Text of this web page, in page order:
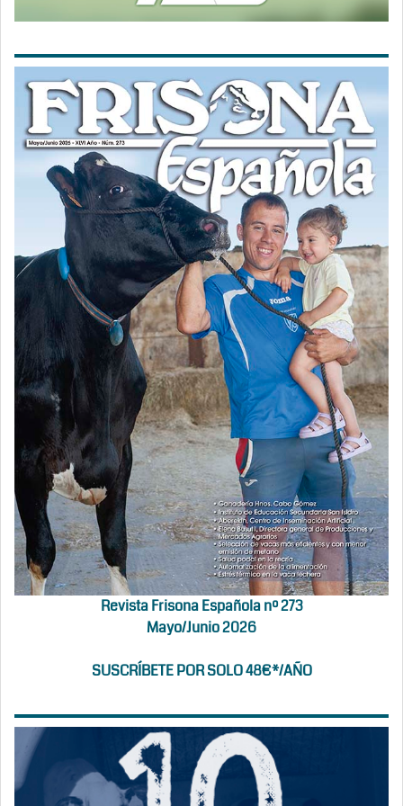
Revista Frisona Española nº 273
Mayo/Junio 2026
SUSCRÍBETE POR SOLO 48€*/AÑO